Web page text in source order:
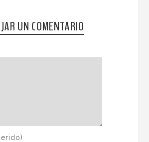
UN COMENTARIO